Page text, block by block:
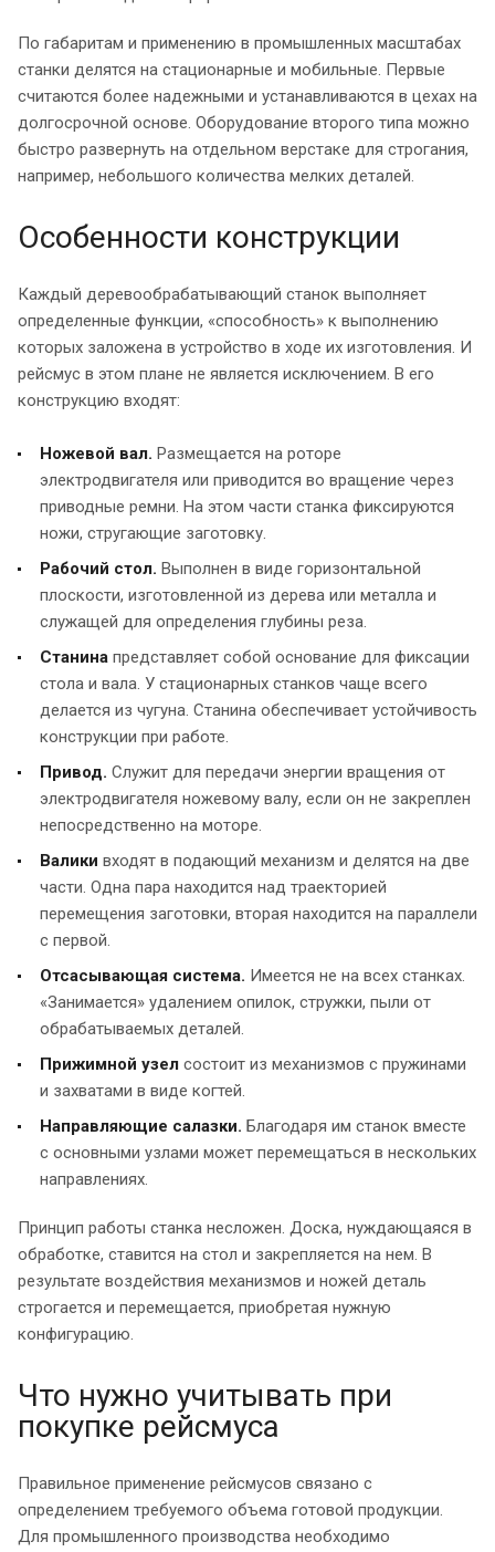
По габаритам и применению в промышленных масштабах
станки делятся на стационарные и мобильные. Первые
считаются более надежными и устанавливаются в цехах на
долгосрочной основе. Оборудование второго типа можно
быстро развернуть на отдельном верстаке для строгания,
например, небольшого количества мелких деталей.
Особенности конструкции
Каждый деревообрабатывающий станок выполняет
определенные функции, «способность» к выполнению
которых заложена в устройство в ходе их изготовления. И
рейсмус в этом плане не является исключением. В его
конструкцию входят:
Ножевой вал. Размещается на роторе
электродвигателя или приводится во вращение через
приводные ремни. На этом части станка фиксируются
ножи, стругающие заготовку.
Рабочий стол. Выполнен в виде горизонтальной
плоскости, изготовленной из дерева или металла и
служащей для определения глубины реза.
Станина представляет собой основание для фиксации
стола и вала. У стационарных станков чаще всего
делается из чугуна. Станина обеспечивает устойчивость
конструкции при работе.
Привод. Служит для передачи энергии вращения от
электродвигателя ножевому валу, если он не закреплен
непосредственно на моторе.
Валики входят в подающий механизм и делятся на две
части. Одна пара находится над траекторией
перемещения заготовки, вторая находится на параллели
с первой.
Отсасывающая система. Имеется не на всех станках.
«Занимается» удалением опилок, стружки, пыли от
обрабатываемых деталей.
Прижимной узел состоит из механизмов с пружинами
и захватами в виде когтей.
Направляющие салазки. Благодаря им станок вместе
с основными узлами может перемещаться в нескольких
направлениях.
Принцип работы станка несложен. Доска, нуждающаяся в
обработке, ставится на стол и закрепляется на нем. В
результате воздействия механизмов и ножей деталь
строгается и перемещается, приобретая нужную
конфигурацию.
Что нужно учитывать при
покупке рейсмуса
Правильное применение рейсмусов связано с
определением требуемого объема готовой продукции.
Для промышленного производства необходимо